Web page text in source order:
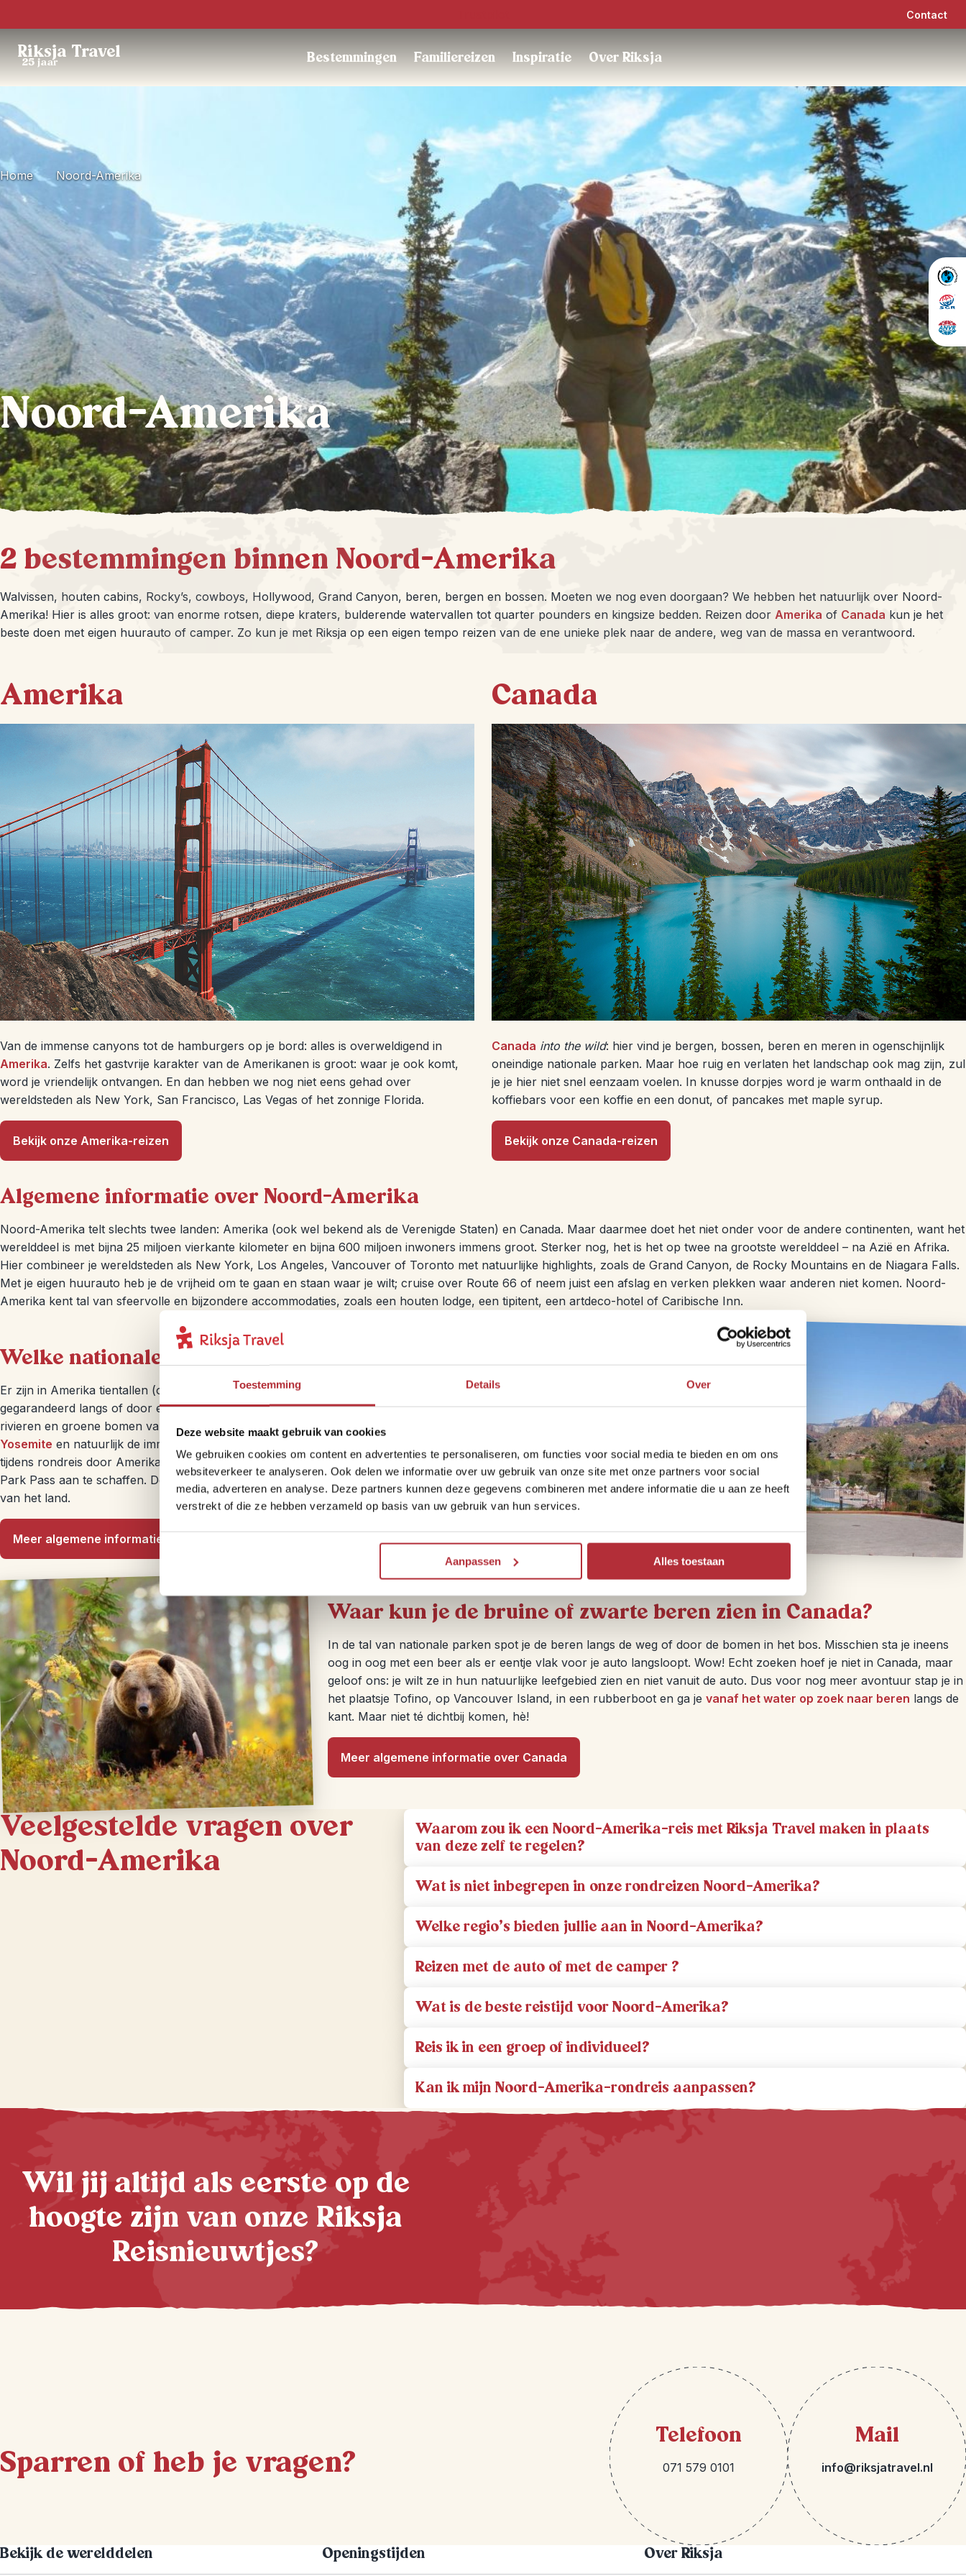
Toestemming Details Over
Deze website maakt gebruik van cookies
We gebruiken cookies om content en advertenties te personaliseren, om functies voor social media te bieden en om ons
websiteverkeer te analyseren. Ook delen we informatie over uw gebruik van onze site met onze partners voor social
media, adverteren en analyse. Deze partners kunnen deze gegevens combineren met andere informatie die u aan ze heeft
verstrekt of die ze hebben verzameld op basis van uw gebruik van hun services.
Aanpassen Alles toestaan
Contact
Riksja Travel
25 jaar Bestemmingen Familiereizen Inspiratie Over Riksja
Home Noord-Amerika
Noord-Amerika
2 bestemmingen binnen Noord-Amerika
Walvissen, houten cabins, Rocky’s, cowboys, Hollywood, Grand Canyon, beren, bergen en bossen. Moeten we nog even doorgaan? We hebben het natuurlijk over Noord-
Amerika! Hier is alles groot: van enorme rotsen, diepe kraters, bulderende watervallen tot quarter pounders en kingsize bedden. Reizen door Amerika of Canada kun je het
beste doen met eigen huurauto of camper. Zo kun je met Riksja op een eigen tempo reizen van de ene unieke plek naar de andere, weg van de massa en verantwoord.
Amerika
Van de immense canyons tot de hamburgers op je bord: alles is overweldigend in
Amerika. Zelfs het gastvrije karakter van de Amerikanen is groot: waar je ook komt,
word je vriendelijk ontvangen. En dan hebben we nog niet eens gehad over
wereldsteden als New York, San Francisco, Las Vegas of het zonnige Florida.
Bekijk onze Amerika-reizen
Canada
Canada into the wild: hier vind je bergen, bossen, beren en meren in ogenschijnlijk
oneindige nationale parken. Maar hoe ruig en verlaten het landschap ook mag zijn, zul
je je hier niet snel eenzaam voelen. In knusse dorpjes word je warm onthaald in de
koffiebars voor een koffie en een donut, of pancakes met maple syrup.
Bekijk onze Canada-reizen
Algemene informatie over Noord-Amerika
Noord-Amerika telt slechts twee landen: Amerika (ook wel bekend als de Verenigde Staten) en Canada. Maar daarmee doet het niet onder voor de andere continenten, want het
werelddeel is met bijna 25 miljoen vierkante kilometer en bijna 600 miljoen inwoners immens groot. Sterker nog, het is het op twee na grootste werelddeel – na Azië en Afrika.
Hier combineer je wereldsteden als New York, Los Angeles, Vancouver of Toronto met natuurlijke highlights, zoals de Grand Canyon, de Rocky Mountains en de Niagara Falls.
Met je eigen huurauto heb je de vrijheid om te gaan en staan waar je wilt; cruise over Route 66 of neem juist een afslag en verken plekken waar anderen niet komen. Noord-
Amerika kent tal van sfeervolle en bijzondere accommodaties, zoals een houten lodge, een tipitent, een artdeco-hotel of Caribische Inn.
Welke nationale parken mag ik niet overslaan in Amerika?
Er zijn in Amerika tientallen (om precies te zijn 58)nationale parken
en tijdens je Amerika-rondreis reis je dan ook
gegarandeerd langs of door een paar van deze stukken beschermd en beheerd natuurgebied. De rode rotsen,
rivieren en groene bomen van
Zion National Park , de hoge bergen, uitgestrekte valleien en watervallen van
Yosemite en natuurlijk de immense
tijdens rondreis door Amerika meerdere parken aan? Dan is het voordeliger om bij het eerste park meteen een U.S.
Park Pass aan te schaffen. Deze pas kost tachtig dollar en geeft je een jaar lang toegang tot alle nationale parken
van het land.
Meer algemene informatie over Amerika
Waar kun je de bruine of zwarte beren zien in Canada?
In de tal van nationale parken spot je de beren langs de weg of door de bomen in het bos. Misschien sta je ineens
oog in oog met een beer als er eentje vlak voor je auto langsloopt. Wow! Echt zoeken hoef je niet in Canada, maar
geloof ons: je wilt ze in hun natuurlijke leefgebied zien en niet vanuit de auto. Dus voor nog meer avontuur stap je in
het plaatsje Tofino, op Vancouver Island, in een rubberboot en ga je vanaf het water op zoek naar beren langs de
kant. Maar niet té dichtbij komen, hè!
Meer algemene informatie over Canada
Veelgestelde vragen over
Noord-Amerika
Waarom zou ik een Noord-Amerika-reis met Riksja Travel maken in plaats
van deze zelf te regelen?
Wat is niet inbegrepen in onze rondreizen Noord-Amerika?
Welke regio’s bieden jullie aan in Noord-Amerika?
Reizen met de auto of met de camper ?
Wat is de beste reistijd voor Noord-Amerika?
Reis ik in een groep of individueel?
Kan ik mijn Noord-Amerika-rondreis aanpassen?
Wil jij altijd als eerste op de
hoogte zijn van onze Riksja
Reisnieuwtjes?
Sparren of heb je vragen?
Telefoon
071 579 0101
Mail
info@riksjatravel.nl
Bekijk de werelddelen Openingstijden Over Riksja